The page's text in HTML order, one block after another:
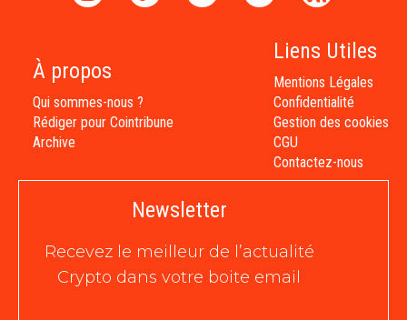
À propos
Qui sommes-nous ?
Rédiger pour Cointribune
Archive
Liens Utiles
Mentions Légales
Confidentialité
Gestion des cookies
CGU
Contactez-nous
Newsletter
Recevez le meilleur de l’actualité
Crypto dans votre boite email